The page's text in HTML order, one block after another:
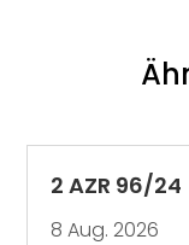
2 AZR 96/24
8 Aug. 2026